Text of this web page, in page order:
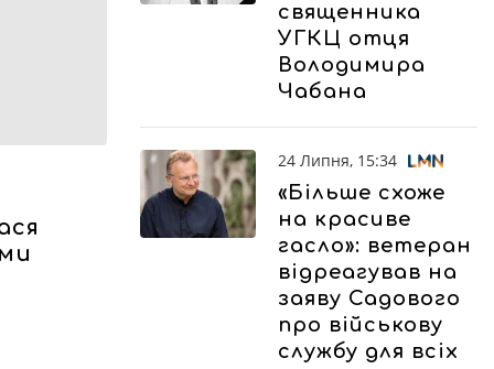
священника
УГКЦ отця
Володимира
Чабана
24 Липня, 15:34
«Більше схоже
на красиве
гасло»: ветеран
відреагував на
заяву Садового
про військову
службу для всіх